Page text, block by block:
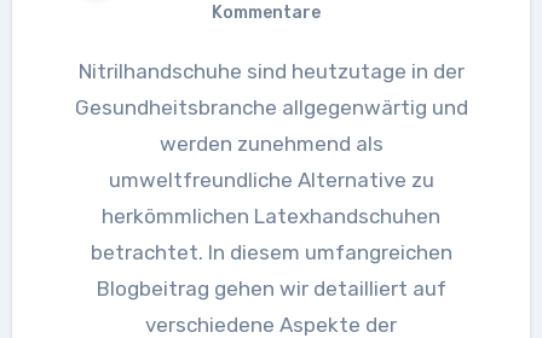
Kommentare
Nitrilhandschuhe sind heutzutage in der
Gesundheitsbranche allgegenwärtig und
werden zunehmend als
umweltfreundliche Alternative zu
herkömmlichen Latexhandschuhen
betrachtet. In diesem umfangreichen
Blogbeitrag gehen wir detailliert auf
verschiedene Aspekte der